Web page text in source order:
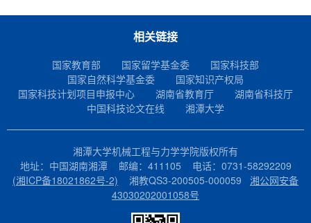
相关链接
国家教育部 国家留学基金委
国家科技部
国家自然科学基金委
国家知识产权局
国家科技计划项目申报中心
湖南省教育厅
湖南省科技厅
中国科技论文在线
湘潭大学
湘潭大学机械工程与力学学院版权所有
地址：中国湖南湘潭 邮编：411105 电话：0731-58292209
(湘ICP备18021862号-2) 湘教QS3-200505-000059 湘公网安备
43030202001058号